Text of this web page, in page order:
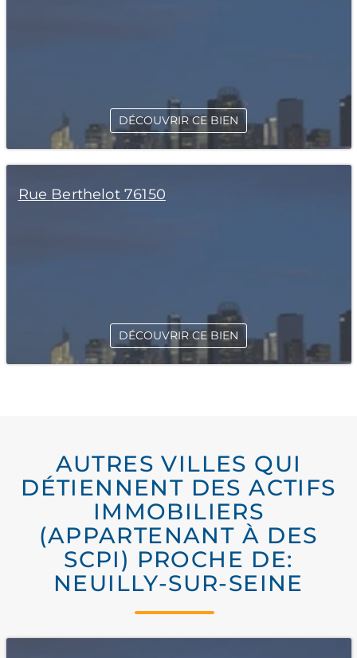
DÉCOUVRIR CE BIEN
Rue Berthelot 76150
DÉCOUVRIR CE BIEN
AUTRES VILLES QUI
DÉTIENNENT DES ACTIFS
IMMOBILIERS
(APPARTENANT À DES
SCPI) PROCHE DE:
NEUILLY-SUR-SEINE